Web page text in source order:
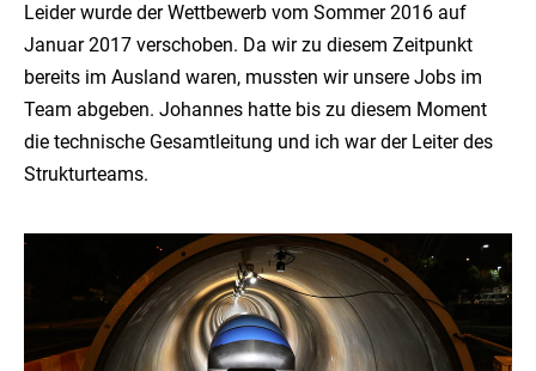
Leider wurde der Wettbewerb vom Sommer 2016 auf
Januar 2017 verschoben. Da wir zu diesem Zeitpunkt
bereits im Ausland waren, mussten wir unsere Jobs im
Team abgeben. Johannes hatte bis zu diesem Moment
die technische Gesamtleitung und ich war der Leiter des
Strukturteams.